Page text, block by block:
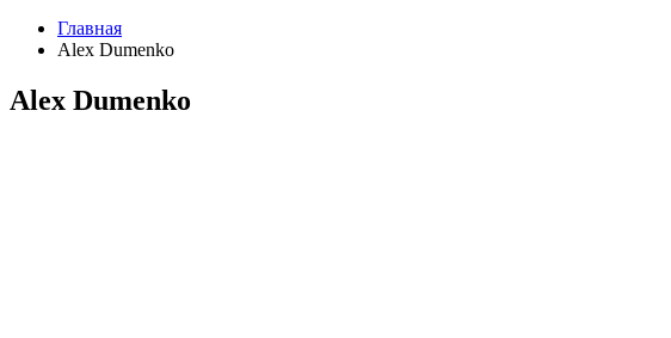
Главная
Alex Dumenko
Alex Dumenko